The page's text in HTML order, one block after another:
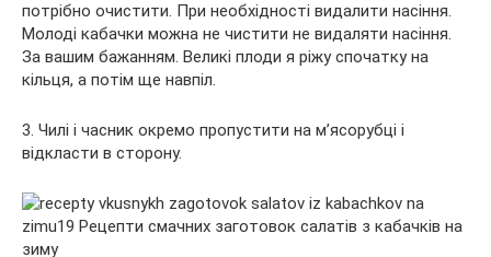
потрібно очистити. При необхідності видалити насіння.
Молоді кабачки можна не чистити не видаляти насіння.
За вашим бажанням. Великі плоди я ріжу спочатку на
кільця, а потім ще навпіл.
3. Чилі і часник окремо пропустити на м’ясорубці і
відкласти в сторону.